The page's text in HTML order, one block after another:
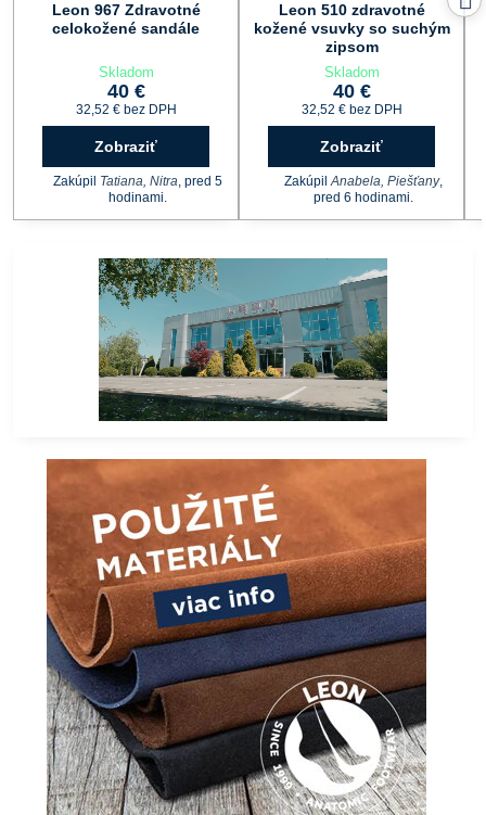
Leon 967 Zdravotné
celokožené sandále
Skladom
40 €
32,52 € bez DPH
Zobraziť
Zakúpil Tatiana, Nitra , pred 5
hodinami.
Leon 510 zdravotné
kožené vsuvky so suchým
zipsom
Skladom
40 €
32,52 € bez DPH
Zobraziť
Zakúpil Anabela, Piešťany,
pred 6 hodinami.